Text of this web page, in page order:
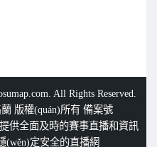
. All Rights Reserved.
版權(quán)所有 備案號
供全面及時的賽事直播和資訊
(wěn)定安全的直播網